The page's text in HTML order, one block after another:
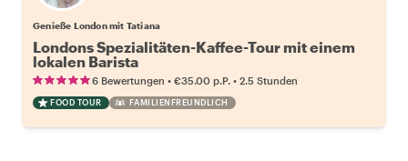
Genieße London mit Tatiana
Londons Spezialitäten-Kaffee-Tour mit einem
lokalen Barista
6 Bewertungen • €35.00 p.P. • 2.5 Stunden
FOOD TOUR FAMILIENFREUNDLICH